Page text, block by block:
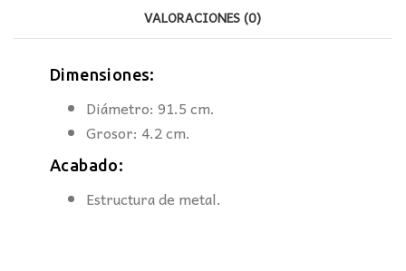
VALORACIONES (0)
Dimensiones:
Diámetro: 91.5 cm.
Grosor: 4.2 cm.
Acabado:
Estructura de metal.